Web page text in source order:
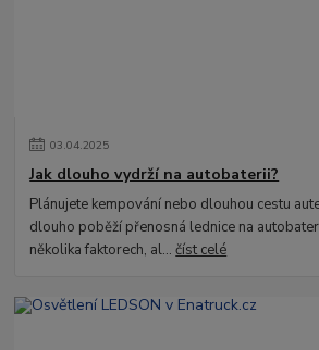
03.04.2025
Jak dlouho vydrží na autobaterii?
Plánujete kempování nebo dlouhou cestu
dlouho poběží přenosná lednice na
několika faktorech, al...číst celé